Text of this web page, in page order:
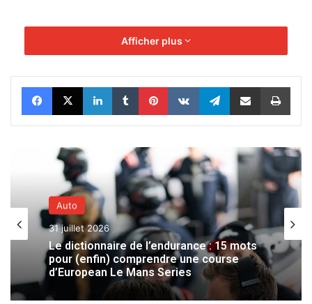
Afficher plus
Facebook
X LinkedinTumblrPinterestVKontakteTelegramPartager par email
Auto
31 juillet 2026
Le dictionnaire de l’endurance : 15 mots
pour (enfin) comprendre une course
d’European Le Mans Series